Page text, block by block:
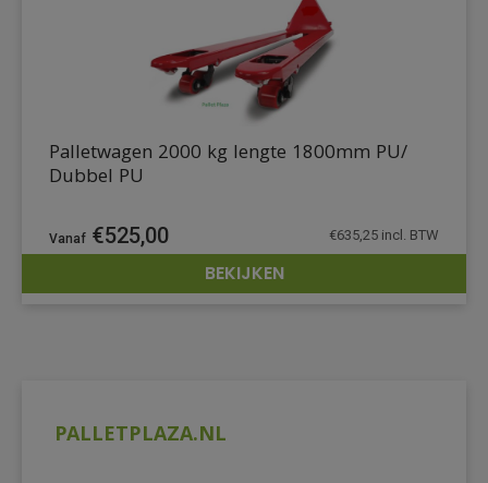
PALLETPLAZA.NL
DETAILS
Palletwagen 2000 kg lengte 1800mm PU/
Dubbel PU
€525,00 €635,25 incl. BTW
BEKIJKEN